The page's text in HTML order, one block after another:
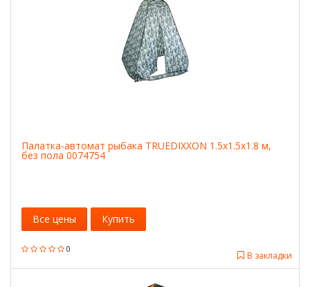
Палатка-автомат рыбака TRUEDIXXON 1.5х1.5х1.8 м,
без пола 0074754
0
В закладки
Все цены Купить